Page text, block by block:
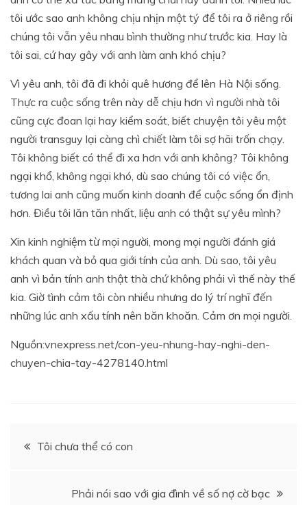
tôi ước sao anh không chịu nhịn một tý để tôi ra ở riêng rồi
chúng tôi vẫn yêu nhau bình thường như trước kia. Hay là
tôi sai, cứ hay gây với anh làm anh khó chịu?
Vì yêu anh, tôi đã đi khỏi quê hương để lên Hà Nội sống.
Thực ra cuộc sống trên này dễ chịu hơn vì người nhà tôi
cũng cực đoan lại hay kiểm soát, biết chuyện tôi yêu một
người transguy lại càng chì chiết làm tôi sợ hãi trốn chạy.
Tôi không biết có thể đi xa hơn với anh không? Tôi không
ngại khổ, không ngại khó, dù sao chúng tôi có việc ổn,
tương lai anh cũng muốn kinh doanh để cuộc sống ổn định
hơn. Điều tôi lăn tăn nhất, liệu anh có thật sự yêu mình?
Xin kinh nghiệm từ mọi người, mong mọi người đánh giá
khách quan và bỏ qua giới tính của anh. Dù sao, tôi yêu
anh vì bản tính anh thật thà chứ không phải vì thế này thế
kia. Giờ tình cảm tôi còn nhiều nhưng do lý trí nghĩ đến
những lúc anh xấu tính nên băn khoăn. Cảm ơn mọi người.
Nguồn:vnexpress.net/con-yeu-nhung-hay-nghi-den-
chuyen-chia-tay-4278140.html
ĐiềuTôi chưa thể có con
Phải nói sao với gia đình về số nợ cờ bạc